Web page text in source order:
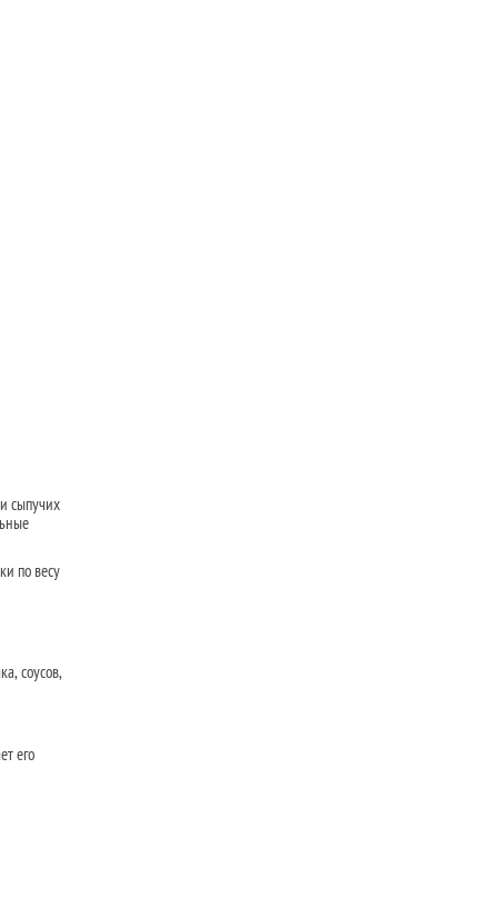
сыпучих
по весу
соусов,
его